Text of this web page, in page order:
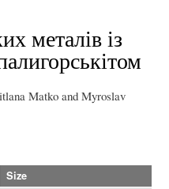
металів із
Matko and Myroslav
Size